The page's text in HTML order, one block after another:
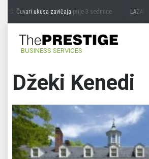
Čuvari ukusa zavičajaprije 3 sedmice
BUSINESS SERVICES
Džeki Kenedi